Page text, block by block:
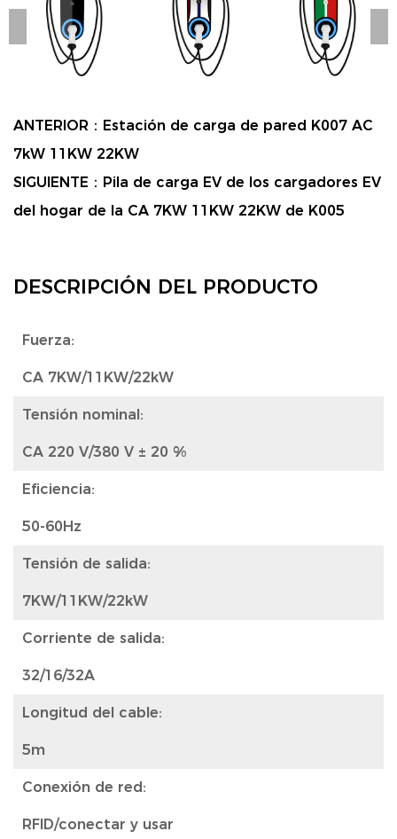
ANTERIOR： Estación de carga de pared K007 AC
7kW 11KW 22KW
SIGUIENTE： Pila de carga EV de los cargadores EV
del hogar de la CA 7KW 11KW 22KW de K005
DESCRIPCIÓN DEL PRODUCTO
Fuerza:
CA 7KW/11KW/22kW
Tensión nominal:
CA 220 V/380 V ± 20 %
Eficiencia:
50-60Hz
Tensión de salida:
7KW/11KW/22kW
Corriente de salida:
32/16/32A
Longitud del cable:
5m
Conexión de red:
RFID/conectar y usar